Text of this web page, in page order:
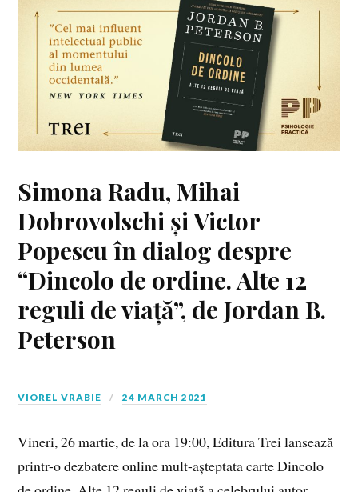
Simona Radu, Mihai
Dobrovolschi și Victor
Popescu în dialog despre
“Dincolo de ordine. Alte 12
reguli de viață”, de Jordan B.
Peterson
VIOREL VRABIE 24 MARCH 2021
Vineri, 26 martie, de la ora 19:00, Editura Trei lansează
printr-o dezbatere online mult-așteptata carte Dincolo